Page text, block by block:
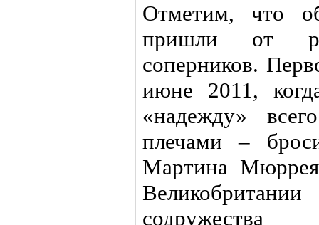
Отметим, что
пришли от
соперников.
июне 2011,
«надежду»
плечами –
Мартина